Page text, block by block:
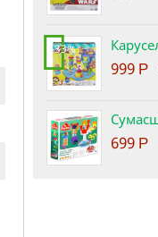
-33%
999 Р
699 Р